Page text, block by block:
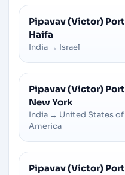
Pipavav (Victor) Port
Haifa
India → Israel
Pipavav (Victor) Port
New York
India → United States of
America
Pipavav (Victor) Port